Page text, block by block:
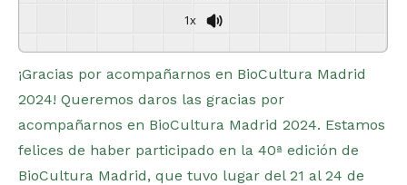
1x
Powered By GSpeech
¡Gracias por acompañarnos en BioCultura Madrid
2024! Queremos daros las gracias por
acompañarnos en BioCultura Madrid 2024. Estamos
felices de haber participado en la 40ª edición de
BioCultura Madrid, que tuvo lugar del 21 al 24 de